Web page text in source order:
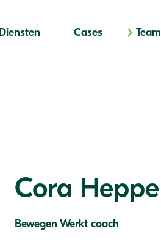
Diensten Cases Team
Cora Heppe
Bewegen Werkt coach